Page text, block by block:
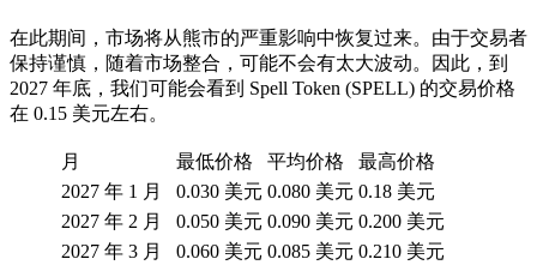
在此期间，市场将从熊市的严重影响中恢复过来。由于交易者
保持谨慎，随着市场整合，可能不会有太大波动。因此，到
2027 年底，我们可能会看到 Spell Token (SPELL) 的交易价格
在 0.15 美元左右。
月 最低价格 平均价格
最高价格
2027 年 1 月
0.030 美元 0.080 美元 0.18 美元
2027 年 2 月
0.050 美元 0.090 美元 0.200 美元
2027 年 3 月
0.060 美元 0.085 美元 0.210 美元